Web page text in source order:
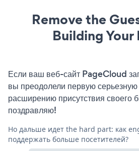
Remove the
Building Your
Если ваш веб-сайт PageCloud
вы преодолели первую
расширению присутствия своего
поздравляю!
Но дальше идет the hard part: как
поддержать больше посетителей?